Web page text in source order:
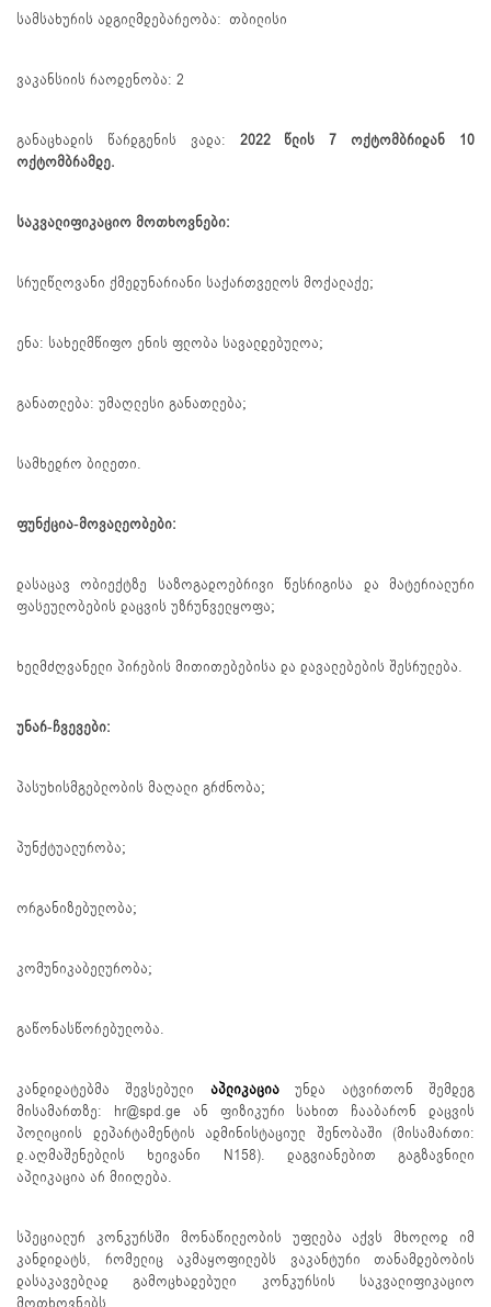
სამსახურის ადგილმდებარეობა: თბილისი
ვაკანსიის რაოდენობა: 2
განაცხადის წარდგენის ვადა: 2022 წლის 7
ოქტომბრიდან 10
ოქტომბრამდე.
საკვალიფიკაციო მოთხოვნები:
სრულწლოვანი ქმედუნარიანი საქართველოს მოქალაქე;
ენა: სახელმწიფო ენის ფლობა სავალდებულოა;
განათლება: უმაღლესი განათლება;
სამხედრო ბილეთი.
ფუნქცია-მოვალეობები:
დასაცავ ობიექტზე საზოგადოებრივი წესრიგისა და მატერიალური
ფასეულობების დაცვის უზრუნველყოფა;
ხელმძღვანელი პირების მითითებებისა და დავალებების შესრულება.
უნარ-ჩვევები:
პასუხისმგებლობის მაღალი გრძნობა;
პუნქტუალურობა;
ორგანიზებულობა;
კომუნიკაბელურობა;
გაწონასწორებულობა.
კანდიდატებმა შევსებული აპლიკაცია
უნდა ატვირთონ შემდეგ
მისამართზე: hr@spd.ge ან ფიზიკური სახით ჩააბარონ დაცვის
პოლიციის დეპარტამენტის ადმინისტაციულ შენობაში (მისამართი:
დ.აღმაშენებლის ხეივანი N158). დაგვიანებით გაგზავნილი
აპლიკაცია არ მიიღება.
სპეციალურ კონკურსში მონაწილეობის უფლება აქვს მხოლოდ იმ
კანდიდატს, რომელიც აკმაყოფილებს ვაკანტური თანამდებობის
დასაკავებლად გამოცხადებული კონკურსის საკვალიფიკაციო